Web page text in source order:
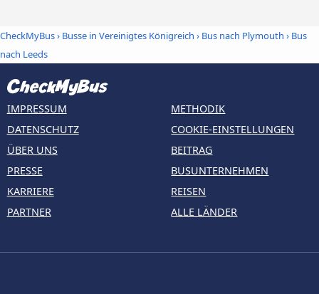
CheckMyBus› Busse in Vereinigtes Königreich › Bus nach Plymouth › Bus
nach Leeds
IMPRESSUM
DATENSCHUTZ
ÜBER UNS
PRESSE
KARRIERE
PARTNER
METHODIK
COOKIE-EINSTELLUNGEN
BEITRAG
BUSUNTERNEHMEN
REISEN
ALLE LÄNDER